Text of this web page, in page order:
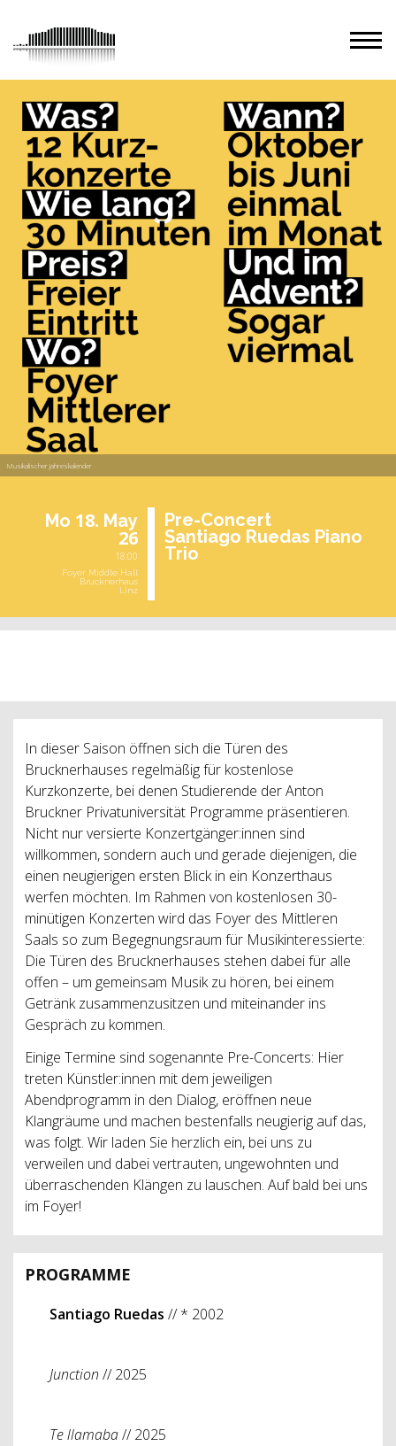
Musikalischer Jahreskalender
Mo 18. May
26
18:00
Foyer Middle Hall
Brucknerhaus
Linz
Pre-Con­cert
San­tia­go Ru­e­das Piano
Trio
In dieser Saison öffnen sich die Türen des
Brucknerhauses regelmäßig für kostenlose
Kurzkonzerte, bei denen Studierende der Anton
Bruckner Privatuniversität Programme präsentieren.
Nicht nur versierte Konzertgänger:innen sind
willkommen, sondern auch und gerade diejenigen, die
einen neugierigen ersten Blick in ein Konzerthaus
werfen möchten. Im Rahmen von kostenlosen 30-
minütigen Konzerten wird das Foyer des Mittleren
Saals so zum Begegnungsraum für Musikinteressierte:
Die Türen des Brucknerhauses stehen dabei für alle
offen – um gemeinsam Musik zu hören, bei einem
Getränk zusammenzusitzen und miteinander ins
Gespräch zu kommen.
Einige Termine sind sogenannte Pre-Concerts: Hier
treten Künstler:innen mit dem jeweiligen
Abendprogramm in den Dialog, eröffnen neue
Klangräume und machen bestenfalls neugierig auf das,
was folgt. Wir laden Sie herzlich ein, bei uns zu
verweilen und dabei vertrauten, ungewohnten und
überraschenden Klängen zu lauschen. Auf bald bei uns
im Foyer!
PROGRAMME
Santiago Ruedas // * 2002
Junction // 2025
Te llamaba// 2025